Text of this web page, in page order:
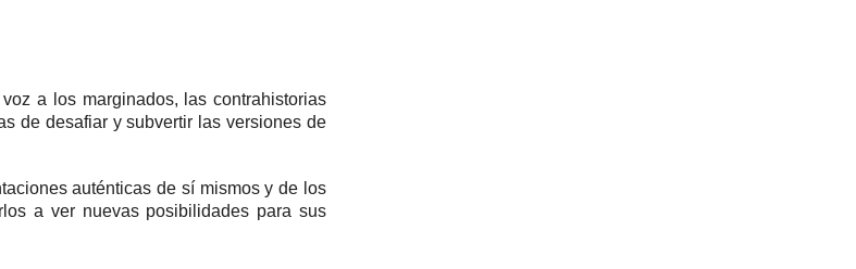
a los marginados, las contrahistorias
de desafiar y subvertir las versiones de
auténticas de sí mismos y de los
a ver nuevas posibilidades para sus